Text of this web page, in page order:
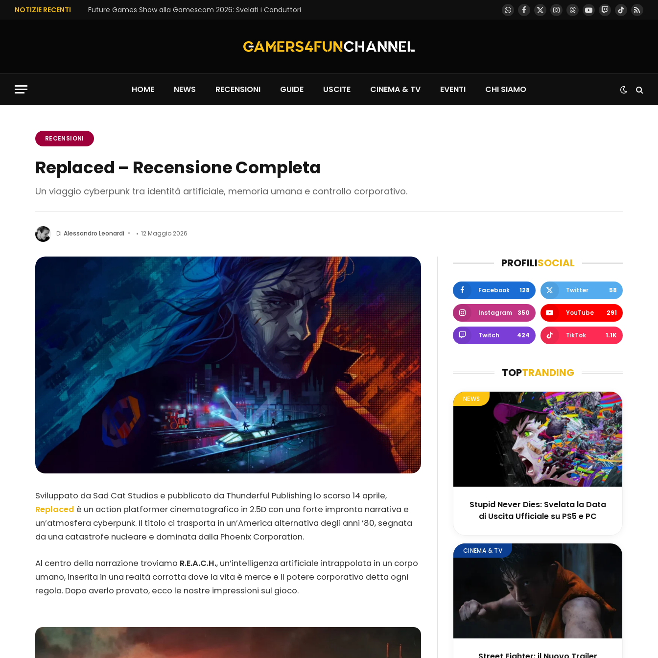
NOTIZIE RECENTI Future Games Show alla Gamescom 2026: Svelati i Conduttori WhatsApp
Facebook
X
Instagram
ThreadsYouTube
TwitchTikTok
RSS
HOME NEWS RECENSIONI GUIDE USCITE CINEMA & TV EVENTI CHI SIAMO
RECENSIONI
Replaced – Recensione Completa
Un viaggio cyberpunk tra identità artificiale, memoria umana e controllo corporativo.
Di Alessandro Leonardi 12 Maggio 2026
Sviluppato da Sad Cat Studios e pubblicato da Thunderful Publishing lo scorso 14 aprile,
Replaced è un action platformer cinematografico in 2.5D con una forte impronta narrativa e
un’atmosfera cyberpunk. Il titolo ci trasporta in un’America alternativa degli anni ’80, segnata
da una catastrofe nucleare e dominata dalla Phoenix Corporation.
Al centro della narrazione troviamo R.E.A.C.H., un’intelligenza artificiale intrappolata in un corpo
umano, inserita in una realtà corrotta dove la vita è merce e il potere corporativo detta ogni
regola. Dopo averlo provato, ecco le nostre impressioni sul gioco.
PROFILISOCIAL
Facebook 128 Twitter 58
Instagram 350 YouTube 291
Twitch 424 TikTok 1.1K
TOPTRANDING
NEWS
Stupid Never Dies: Svelata la Data
di Uscita Ufficiale su PS5 e PC
CINEMA & TV